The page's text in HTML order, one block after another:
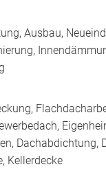
Ausbau,
Dachabdichtung,
Kellerdecke